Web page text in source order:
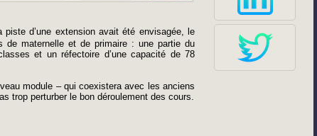
d’une extension avait été envisagée, le
maternelle et de primaire : une partie du
et un réfectoire d’une capacité de 78
module – qui coexistera avec les anciens
trop perturber le bon déroulement des cours.